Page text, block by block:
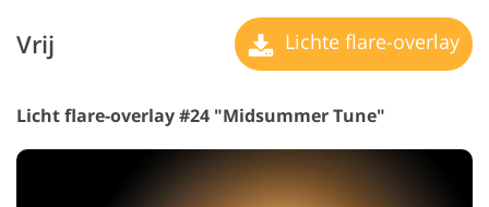
Vrij Lichte flare-overlay
Licht flare-overlay #24 "Midsummer Tune"